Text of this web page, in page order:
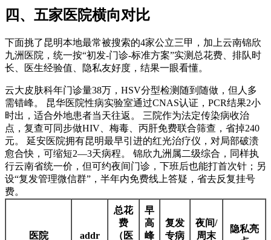
四、五家医院横向对比
下面挑了昆明本地最常被搜索的4家公立三甲，加上云南锦欣
九洲医院，统一按“初发-门诊-标准方案”实测总花费、排队时
长、医生经验值、隐私友好度，结果一眼看懂。
云大皮肤科年门诊量38万，HSV分型检测随到随做，但人多
需错峰。 昆华医院性病实验室通过CNAS认证，PCR结果2小
时出，适合外地患者当天往返。 三院作为法定传染病收治
点，复查可同步做HIV、梅毒、丙肝免费联合筛查，省掉240
元。 延安医院拥有昆明最早引进的红光治疗仪，对局部破溃
愈合快，可缩短2—3天病程。 锦欣九洲属二级综合，同样执
行云南省统一价，但可约夜间门诊，下班后也能打首次针；另
设“复发管理微信群”，半年内免费线上答疑，省去反复挂号
费。
医院 addr
总花
费
（医
早
高
峰
复发
专病
夜间/
周末
隐私亮